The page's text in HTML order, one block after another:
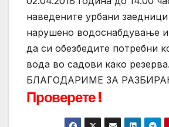
наведените урбани
нарушено водоснабдување
да си обезбедите потребни
вода во садови како резерва.
БЛАГОДАРИМЕ ЗА
Проверете !